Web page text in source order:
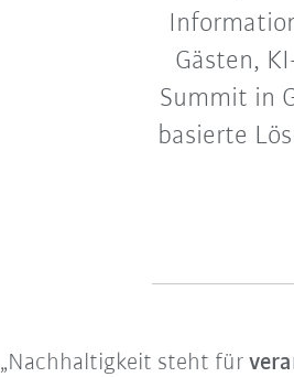
Gästen,
Summit in
basierte
„Nachhaltigkeit steht für